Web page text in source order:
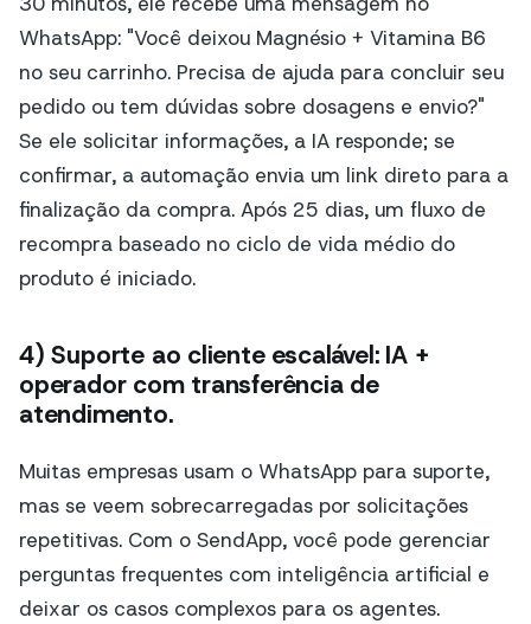
WhatsApp: "Você deixou Magnésio + Vitamina B6
no seu carrinho. Precisa de ajuda para concluir seu
pedido ou tem dúvidas sobre dosagens e envio?"
Se ele solicitar informações, a IA responde; se
confirmar, a automação envia um link direto para a
finalização da compra. Após 25 dias, um fluxo de
recompra baseado no ciclo de vida médio do
produto é iniciado.
4) Suporte ao cliente escalável: IA +
operador com transferência de
atendimento.
Muitas empresas usam o WhatsApp para suporte,
mas se veem sobrecarregadas por solicitações
repetitivas. Com o SendApp, você pode gerenciar
perguntas frequentes com inteligência artificial e
deixar os casos complexos para os agentes.